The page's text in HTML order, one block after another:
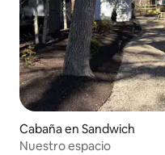
Cabaña en Sandwich
Nuestro espacio